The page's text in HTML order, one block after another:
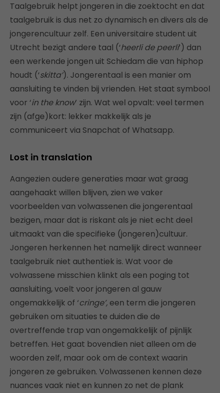
Taalgebruik helpt jongeren in die zoektocht en dat
taalgebruik is dus net zo dynamisch en divers als de
jongerencultuur zelf. Een universitaire student uit
Utrecht bezigt andere taal (‘heerli de peerli’) dan
een werkende jongen uit Schiedam die van hiphop
houdt (‘skitta’). Jongerentaal is een manier om
aansluiting te vinden bij vrienden. Het staat symbool
voor ‘in the know’ zijn. Wat wel opvalt: veel termen
zijn (afge)kort: lekker makkelijk als je
communiceert via Snapchat of Whatsapp.
Lost in translation
Aangezien oudere generaties maar wat graag
aangehaakt willen blijven, zien we vaker
voorbeelden van volwassenen die jongerentaal
bezigen, maar dat is riskant als je niet echt deel
uitmaakt van die specifieke (jongeren)cultuur.
Jongeren herkennen het namelijk direct wanneer
taalgebruik niet authentiek is. Wat voor de
volwassene misschien klinkt als een poging tot
aansluiting, voelt voor jongeren al gauw
ongemakkelijk of ‘cringe’, een term die jongeren
gebruiken om situaties te duiden die de
overtreffende trap van ongemakkelijk of pijnlijk
betreffen. Het gaat bovendien niet alleen om de
woorden zelf, maar ook om de context waarin
jongeren ze gebruiken. Volwassenen kennen deze
nuances vaak niet en kunnen zo net de plank